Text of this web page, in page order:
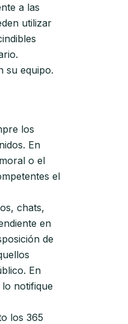
a las
utilizar
su equipo.
los
En
o el
el
chats,
en
de
En
notifique
los 365